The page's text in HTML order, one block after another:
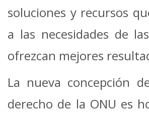
soluciones y recursos
a las necesidades de
ofrezcan mejores
La nueva concepción
derecho de la ONU es